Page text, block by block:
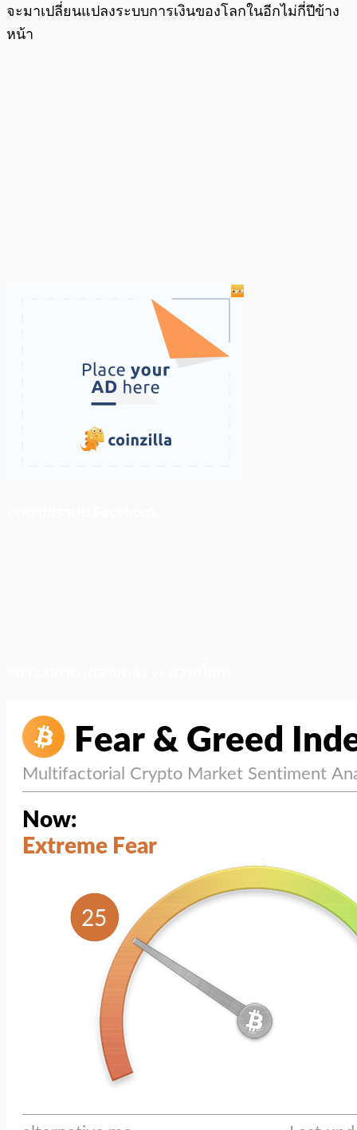
จะมาเปลี่ยนแปลงระบบการเงินของโลกในอีกไม่กี่ปีข้าง
หน้า